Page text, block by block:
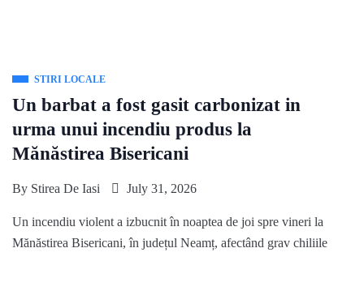
STIRI LOCALE
Un barbat a fost gasit carbonizat in
urma unui incendiu produs la
Mănăstirea Bisericani
By Stirea De Iasi July 31, 2026
Un incendiu violent a izbucnit în noaptea de joi spre vineri la
Mănăstirea Bisericani, în județul Neamț, afectând grav chiliile